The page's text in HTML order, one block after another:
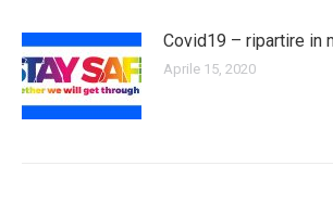
Covid19 – ripartire in
Aprile 15, 2020